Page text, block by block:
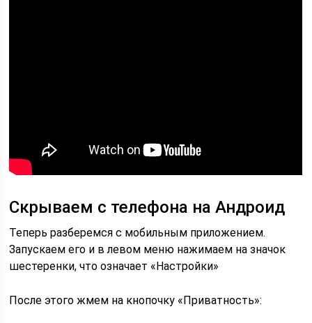
Скрываем с телефона на Андроид
Теперь разберемся с мобильным приложением.
Запускаем его и в левом меню нажимаем на значок
шестеренки, что означает «Настройки»
После этого жмем на кнопочку «Приватность»: